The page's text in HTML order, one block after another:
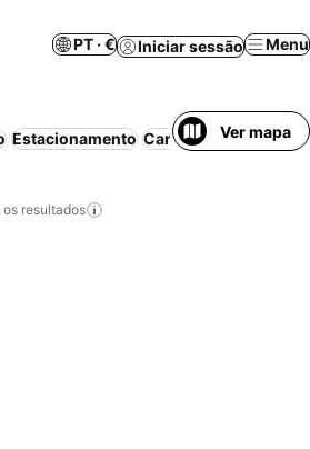
PT · € Iniciar sessão Menu
Estacionamento CancelamentoVer mapa
resultados